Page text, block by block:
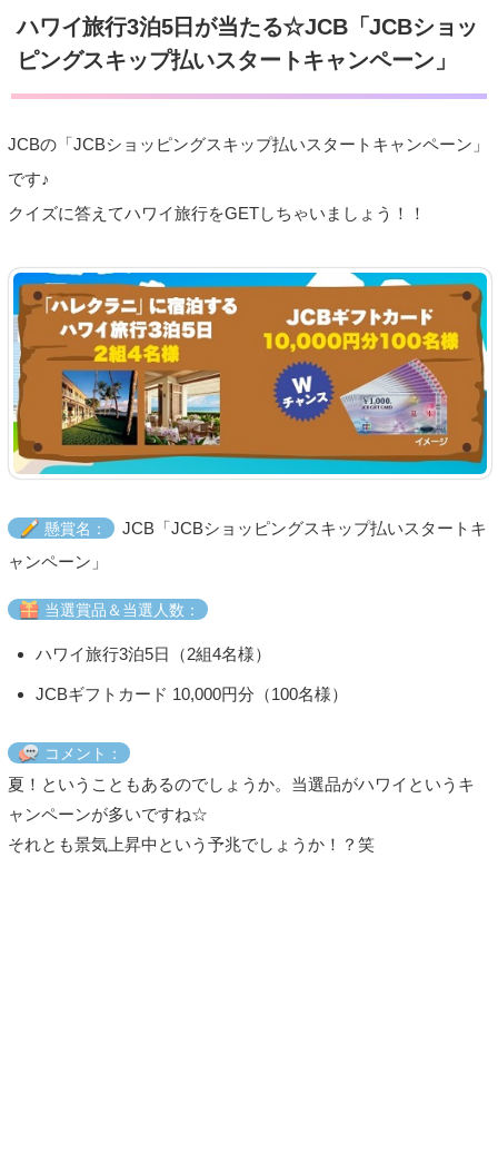
ハワイ旅行3泊5日が当たる☆JCB「JCBショッ
ピングスキップ払いスタートキャンペーン」
JCBの「JCBショッピングスキップ払いスタートキャンペーン」
です♪
クイズに答えてハワイ旅行をGETしちゃいましょう！！
懸賞名：
JCB「JCBショッピングスキップ払いスタートキ
ャンペーン」
当選賞品＆当選人数：
ハワイ旅行3泊5日（2組4名様）
JCBギフトカード 10,000円分（100名様）
コメント：
夏！ということもあるのでしょうか。当選品がハワイというキ
ャンペーンが多いですね☆
それとも景気上昇中という予兆でしょうか！？笑